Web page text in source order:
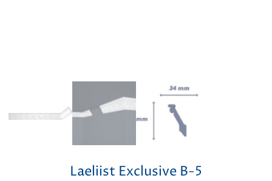
Laeliist Exclusive B-5